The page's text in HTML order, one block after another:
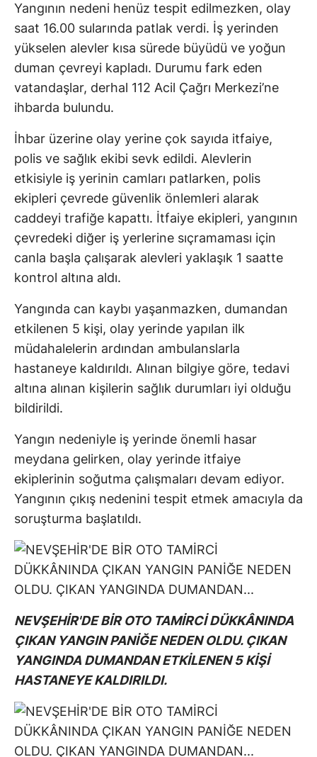
Yangının nedeni henüz tespit edilmezken, olay
saat 16.00 sularında patlak verdi. İş yerinden
yükselen alevler kısa sürede büyüdü ve yoğun
duman çevreyi kapladı. Durumu fark eden
vatandaşlar, derhal 112 Acil Çağrı Merkezi’ne
ihbarda bulundu.
İhbar üzerine olay yerine çok sayıda itfaiye,
polis ve sağlık ekibi sevk edildi. Alevlerin
etkisiyle iş yerinin camları patlarken, polis
ekipleri çevrede güvenlik önlemleri alarak
caddeyi trafiğe kapattı. İtfaiye ekipleri, yangının
çevredeki diğer iş yerlerine sıçramaması için
canla başla çalışarak alevleri yaklaşık 1 saatte
kontrol altına aldı.
Yangında can kaybı yaşanmazken, dumandan
etkilenen 5 kişi, olay yerinde yapılan ilk
müdahalelerin ardından ambulanslarla
hastaneye kaldırıldı. Alınan bilgiye göre, tedavi
altına alınan kişilerin sağlık durumları iyi olduğu
bildirildi.
Yangın nedeniyle iş yerinde önemli hasar
meydana gelirken, olay yerinde itfaiye
ekiplerinin soğutma çalışmaları devam ediyor.
Yangının çıkış nedenini tespit etmek amacıyla da
soruşturma başlatıldı.
NEVŞEHİR'DE BİR OTO TAMİRCİ DÜKKÂNINDA
ÇIKAN YANGIN PANİĞE NEDEN OLDU. ÇIKAN
YANGINDA DUMANDAN ETKİLENEN 5 KİŞİ
HASTANEYE KALDIRILDI.